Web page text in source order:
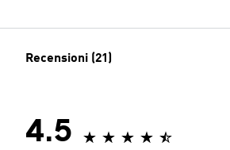
Recensioni (21)
4.5